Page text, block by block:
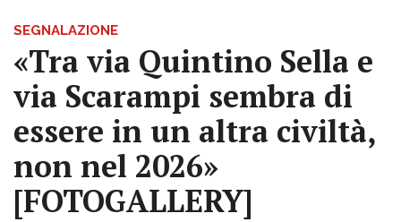
SEGNALAZIONE
«Tra via Quintino Sella e
via Scarampi sembra di
essere in un altra civiltà,
non nel 2026»
[FOTOGALLERY]